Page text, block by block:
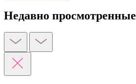
Недавно просмотренные